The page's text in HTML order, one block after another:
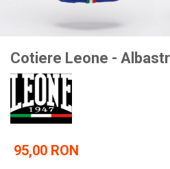
Prim ajutor
Recuperare si incalzire
Saci bulgaresti
Saltele si Tatami
Saci de Box
Scuturi
Linie Kempo
Jachete
Sosete
Veste
Rucsacuri si genti
Tape
Cadouri
Cotiere Leone -
95,00 RON